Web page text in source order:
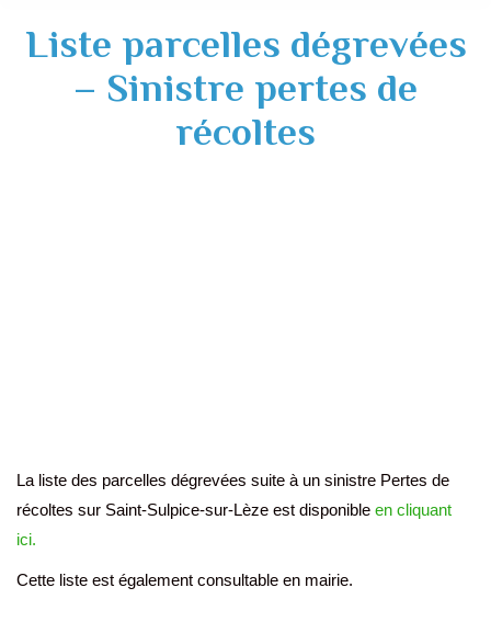
Liste parcelles dégrevées
– Sinistre pertes de
récoltes
La liste des parcelles dégrevées suite à un sinistre Pertes de
récoltes sur Saint-Sulpice-sur-Lèze est disponible en cliquant
ici.
Cette liste est également consultable en mairie.